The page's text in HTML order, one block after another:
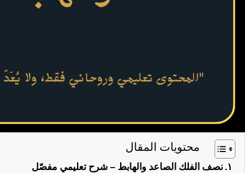
محتويات المقال
نصف الفلك الصاعد والهابط – شرح تعليمي مفصّل